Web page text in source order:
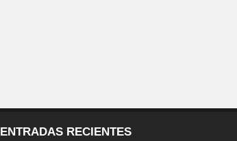
ENTRADAS RECIENTES